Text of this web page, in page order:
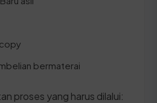
bermaterai
proses yang harus dilalui: